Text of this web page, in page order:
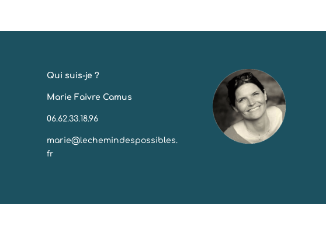
Qui suis-je ?
Marie Faivre Camus
06.62.33.18.96
marie@lechemindespossibles.
fr